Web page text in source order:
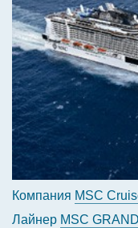
Компания MSC
Лайнер MSC